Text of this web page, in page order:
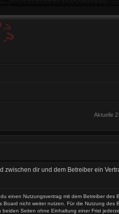
Aktuelle
zwischen dir und dem Betreiber ein
einen Nutzungsvertrag mit dem Betreiber
nicht weiter nutzen. Für die Nutzung des
Seiten ohne Einhaltung einer Frist